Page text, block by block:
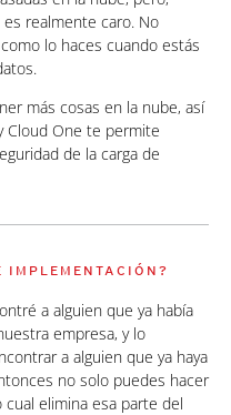
realmente caro. No
lo haces cuando estás
más cosas en la nube, así
Cloud One te permite
de la carga de
IMPLEMENTACIÓN?
a alguien que ya había
empresa, y lo
a alguien que ya haya
no solo puedes hacer
elimina esa parte del